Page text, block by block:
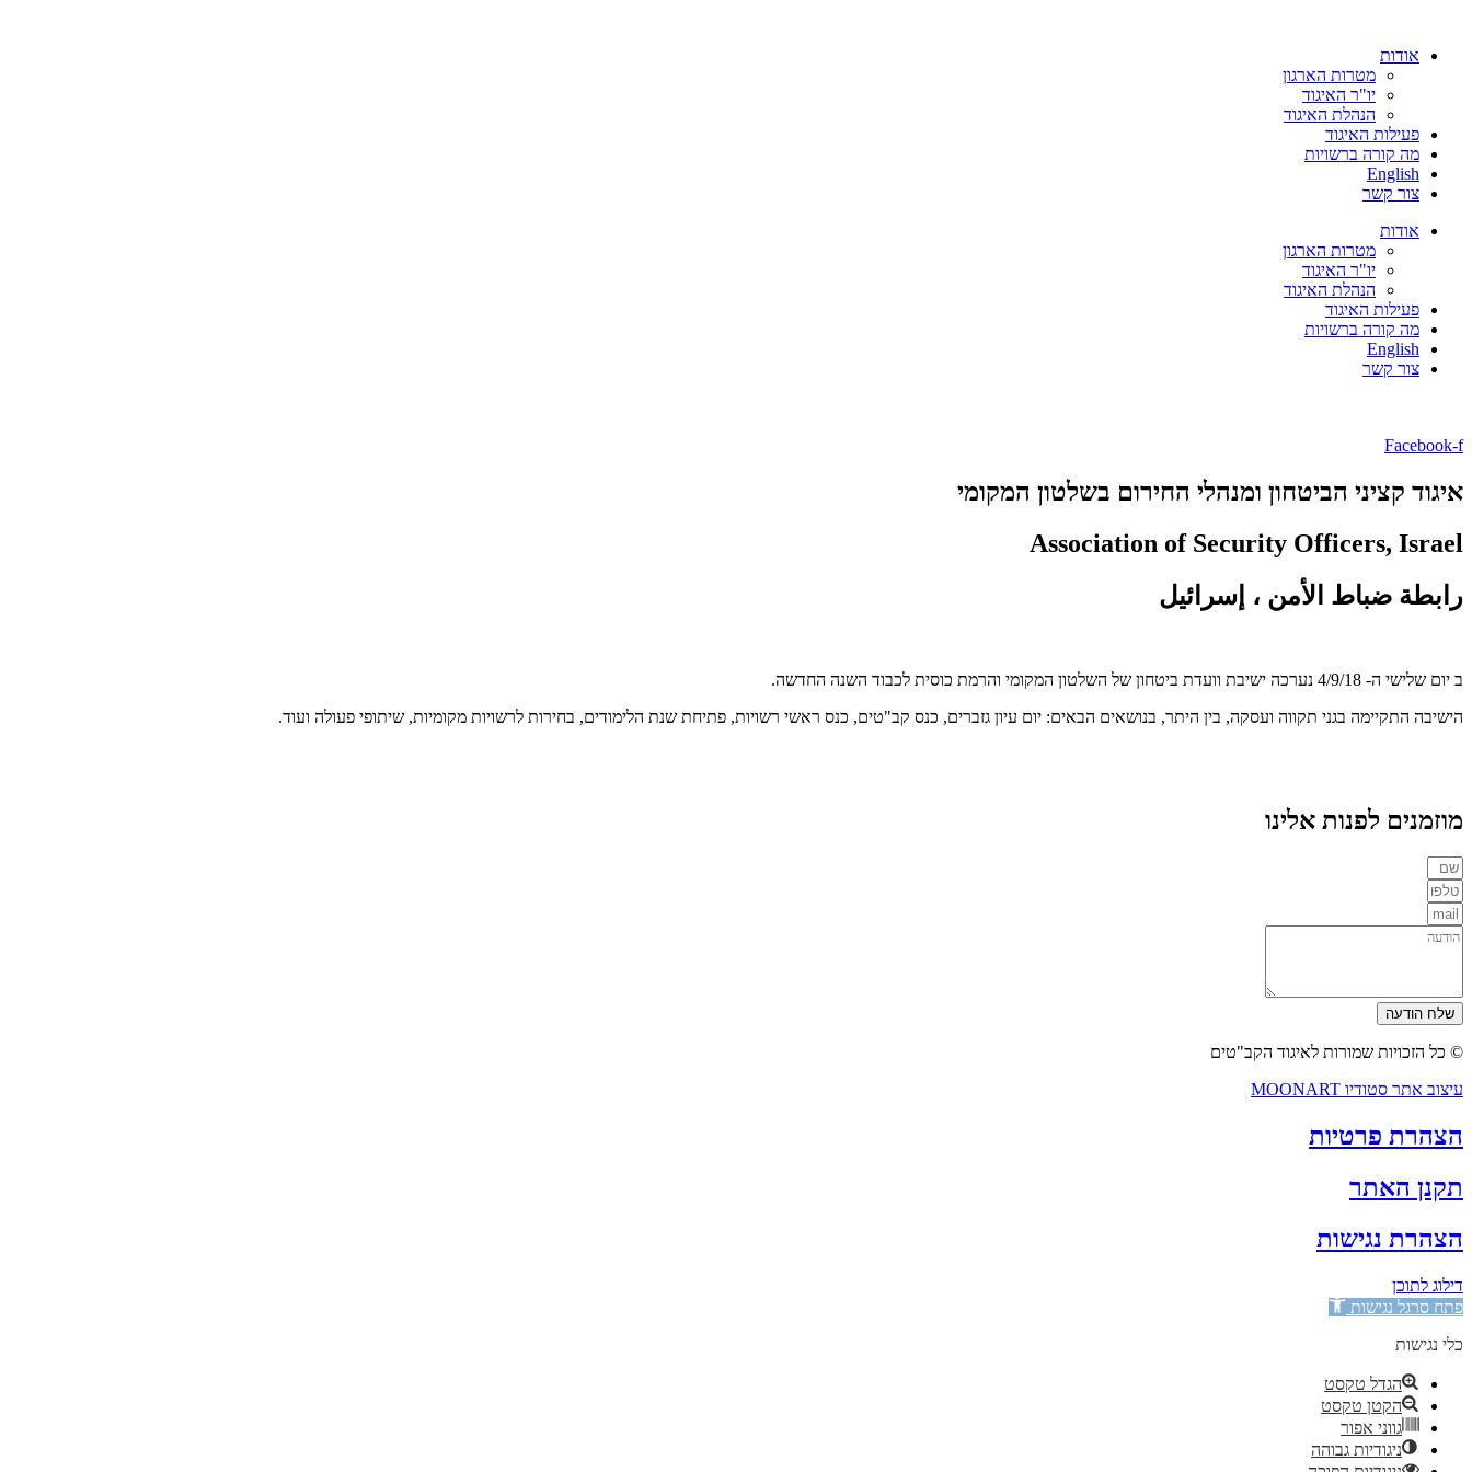
אודות
מטרות הארגון
יו"ר האיגוד
הנהלת האיגוד
פעילות האיגוד
מה קורה ברשויות
English
צור קשר
אודות
מטרות הארגון
יו"ר האיגוד
הנהלת האיגוד
פעילות האיגוד
מה קורה ברשויות
English
צור קשר
Facebook-f
איגוד קציני הביטחון ומנהלי החירום בשלטון המקומי
Association of Security Officers, Israel
رابطة ضباط الأمن ، إسرائيل
ב יום שלישי ה- 4/9/18 נערכה ישיבת וועדת ביטחון של השלטון המקומי והרמת כוסית לכבוד השנה החדשה.
הישיבה התקיימה בגני תקווה ועסקה, בין היתר, בנושאים הבאים: יום עיון גזברים, כנס קב"טים, כנס ראשי רשויות, פתיחת שנת הלימודים, בחירות לרשויות מקומיות, שיתופי פעולה ועוד.
מוזמנים לפנות אלינו
שלח הודעה
© כל הזכויות שמורות לאיגוד הקב"טים
עיצוב אתר סטודיו MOONART
הצהרת פרטיות
תקנן האתר
הצהרת נגישות
דילוג לתוכן
פתח סרגל נגישות
כלי נגישות
הגדל טקסט
הקטן טקסט
גווני אפור
ניגודיות גבוהה